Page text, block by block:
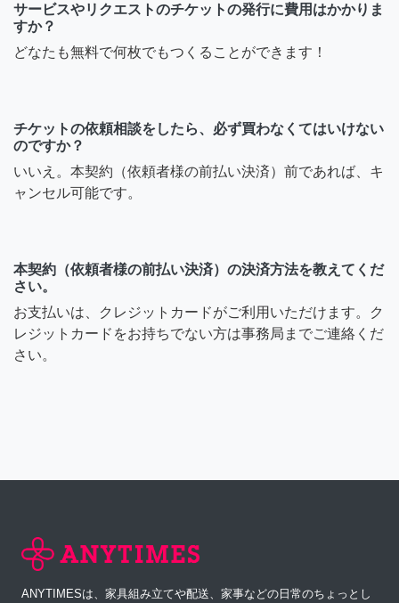
サービスやリクエストのチケットの発行に費用はかかりま
すか？
どなたも無料で何枚でもつくることができます！
チケットの依頼相談をしたら、必ず買わなくてはいけない
のですか？
いいえ。本契約（依頼者様の前払い決済）前であれば、キ
ャンセル可能です。
本契約（依頼者様の前払い決済）の決済方法を教えてくだ
さい。
お支払いは、クレジットカードがご利用いただけます。ク
レジットカードをお持ちでない方は事務局までご連絡くだ
さい。
ANYTIMESは、家具組み立てや配送、家事などの日常のちょっとし